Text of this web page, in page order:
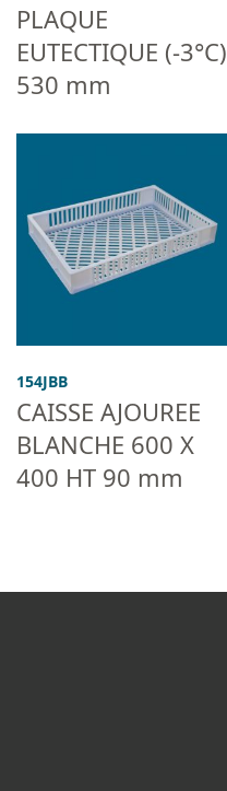
PLAQUE
EUTECTIQUE (-3°C)
530 mm
154JBB
CAISSE AJOUREE
BLANCHE 600 X
400 HT 90 mm